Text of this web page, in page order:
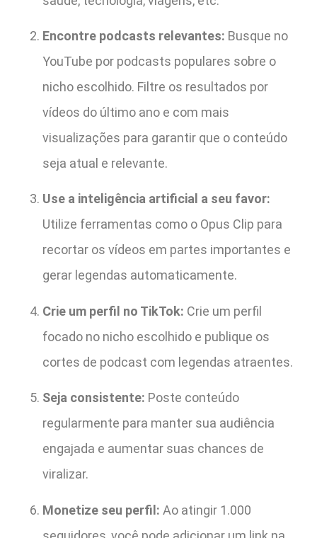
Encontre podcasts relevantes: Busque no
YouTube por podcasts populares sobre o
nicho escolhido. Filtre os resultados por
vídeos do último ano e com mais
visualizações para garantir que o conteúdo
seja atual e relevante.
Use a inteligência artificial a seu favor:
Utilize ferramentas como o Opus Clip para
recortar os vídeos em partes importantes e
gerar legendas automaticamente.
Crie um perfil no TikTok: Crie um perfil
focado no nicho escolhido e publique os
cortes de podcast com legendas atraentes.
Seja consistente: Poste conteúdo
regularmente para manter sua audiência
engajada e aumentar suas chances de
viralizar.
Monetize seu perfil: Ao atingir 1.000